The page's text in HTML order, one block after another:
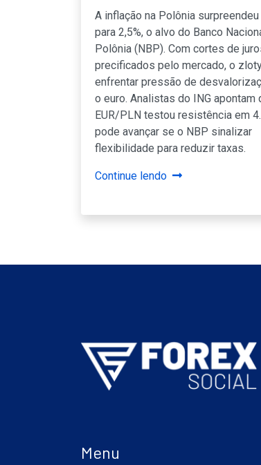
A inflação na Polônia
para 2,5%, o alvo do Banco
Polônia (NBP). Com cortes de
precificados pelo mercado, o
enfrentar pressão de
o euro. Analistas do ING apontam
EUR/PLN testou resistência em
pode avançar se o NBP sinalizar
flexibilidade para reduzir taxas.
Continue lendo
Menu